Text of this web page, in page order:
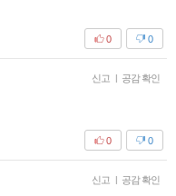
0
0
신고 공감 확인
0
0
신고 공감 확인